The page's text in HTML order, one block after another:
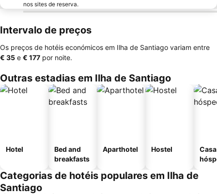
nos sites de reserva.
Intervalo de preços
Os preços de hotéis económicos em Ilha de Santiago variam entre
‎€ 35 e ‎€ 177 por noite.
Outras estadias em Ilha de Santiago
Hotel
Bed and
breakfasts
Aparthotel Hostel
Categorias de hotéis populares em Ilha de
Santiago